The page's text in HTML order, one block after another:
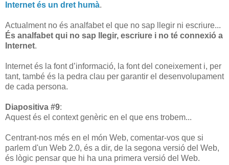
Internet és un dret humà.
Actualment no és analfabet el que no sap llegir ni escriure...
És analfabet qui no sap llegir, escriure i no té connexió a
Internet.
Internet és la font d’informació, la font del coneixement i, per
tant, també és la pedra clau per garantir el desenvolupament
de cada persona.
Diapositiva #9:
Aquest és el context genèric en el que ens trobem...
Centrant-nos més en el món Web, comentar-vos que si
parlem d'un Web 2.0, és a dir, de la segona versió del Web,
és lògic pensar que hi ha una primera versió del Web.